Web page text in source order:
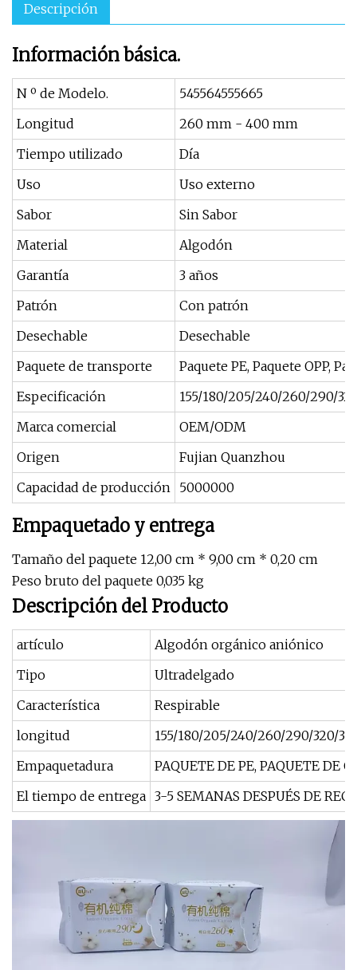
Descripción
Información básica.
N º de Modelo.
545564555665
Longitud
260 mm - 400 mm
Tiempo utilizado
Día
Uso
Uso externo
Sabor
Sin Sabor
Material
Algodón
Garantía
3 años
Patrón
Con patrón
Desechable
Desechable
Paquete de transporte
Paquete PE, Paquete OPP,
Especificación
155/180/205/240/260/290/
Marca comercial
OEM/ODM
Origen
Fujian Quanzhou
Capacidad de producción 5000000
Empaquetado y entrega
Tamaño del paquete 12,00 cm * 9,00 cm * 0,20 cm
Peso bruto del paquete 0,035 kg
Descripción del Producto
artículo
Algodón orgánico aniónico
Tipo
Ultradelgado
Característica
Respirable
longitud
155/180/205/240/260/290/320/
Empaquetadura
PAQUETE DE PE, PAQUETE DE
El tiempo de entrega 3-5 SEMANAS DESPUÉS DE